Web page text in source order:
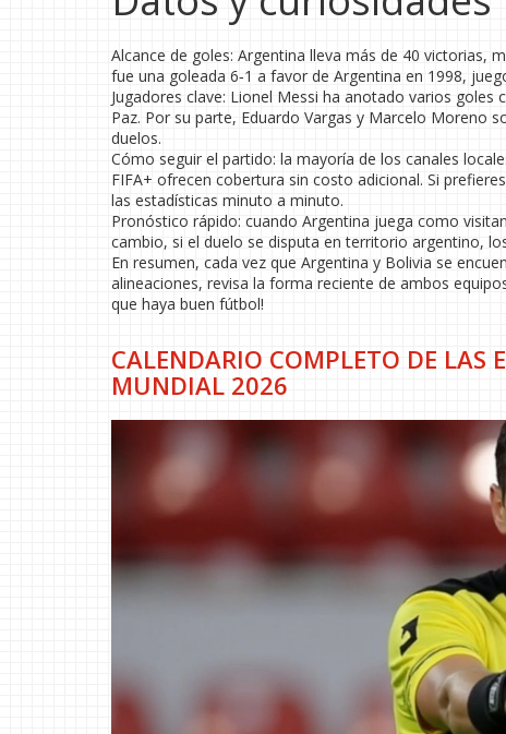
Alcance de goles: Argentina lleva más de 40 victorias,
fue una goleada 6‑1 a favor de Argentina en 1998,
Jugadores clave: Lionel Messi ha anotado varios
Paz. Por su parte, Eduardo Vargas y Marcelo Moreno
duelos.
Cómo seguir el partido: la mayoría de los canales
FIFA+ ofrecen cobertura sin costo adicional. Si
las estadísticas minuto a minuto.
Pronóstico rápido: cuando Argentina juega como
cambio, si el duelo se disputa en territorio argentino,
En resumen, cada vez que Argentina y Bolivia se
alineaciones, revisa la forma reciente de ambos
que haya buen fútbol!
CALENDARIO COMPLETO DE
MUNDIAL 2026